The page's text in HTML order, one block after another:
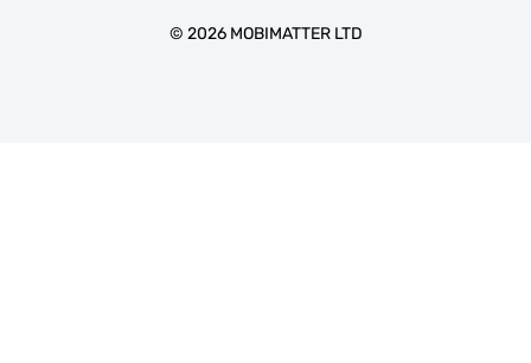
© 2026MOBIMATTER LTD